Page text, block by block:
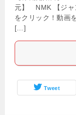
元】 NMK 【ジャ
をクリック！動画
[…]
Tweet